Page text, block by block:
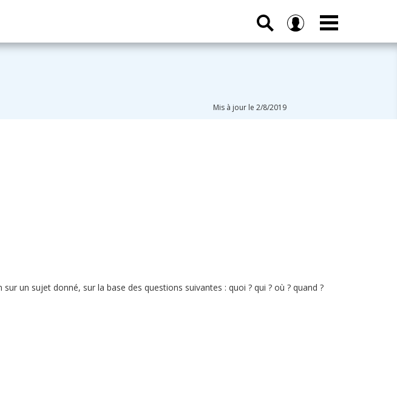
Mis à jour le 2/8/2019
un sujet donné, sur la base des questions suivantes : quoi ? qui ? où ? quand ?